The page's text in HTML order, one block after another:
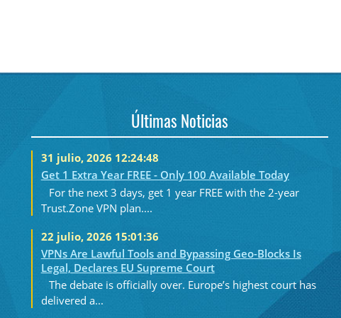
Últimas Noticias
31 julio, 2026 12:24:48
Get 1 Extra Year FREE - Only 100 Available Today
For the next 3 days, get 1 year FREE with the 2-year
Trust.Zone VPN plan....
22 julio, 2026 15:01:36
VPNs Are Lawful Tools and Bypassing Geo-Blocks Is
Legal, Declares EU Supreme Court
The debate is officially over. Europe’s highest court has
delivered a...